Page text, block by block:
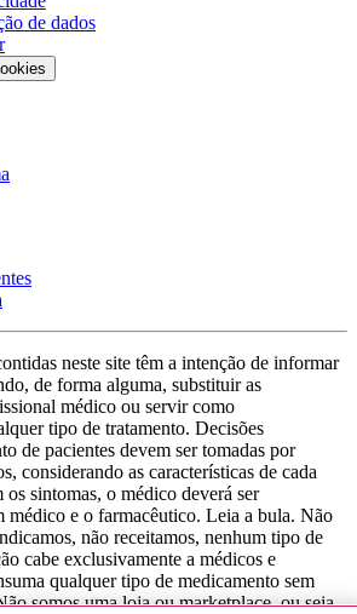
de dados
neste site têm a intenção de informar
de forma alguma, substituir as
médico ou servir como
tipo de tratamento. Decisões
de pacientes devem ser tomadas por
considerando as características de cada
os sintomas, o médico deverá ser
médico e o farmacêutico. Leia a bula. Não
não receitamos, nenhum tipo de
cabe exclusivamente a médicos e
qualquer tipo de medicamento sem
somos uma loja ou marketplace, ou seja,